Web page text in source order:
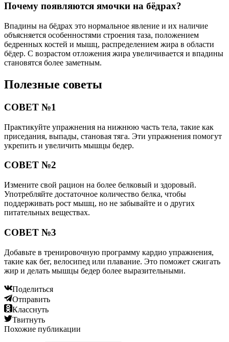
Почему появляются ямочки на бёдрах?
Впадины на бёдрах это нормальное явление и их наличие
объясняется особенностями строения таза, положением
бедренных костей и мышц, распределением жира в области
бёдер. С возрастом отложения жира увеличивается и впадины
становятся более заметным.
Полезные советы
СОВЕТ №1
Практикуйте упражнения на нижнюю часть тела, такие как
приседания, выпады, становая тяга. Эти упражнения помогут
укрепить и увеличить мышцы бедер.
СОВЕТ №2
Измените свой рацион на более белковый и здоровый.
Употребляйте достаточное количество белка, чтобы
поддерживать рост мышц, но не забывайте и о других
питательных веществах.
СОВЕТ №3
Добавьте в тренировочную программу кардио упражнения,
такие как бег, велосипед или плавание. Это поможет сжигать
жир и делать мышцы бедер более выразительными.
Поделиться
Отправить
Класснуть
Твитнуть
Похожие публикации